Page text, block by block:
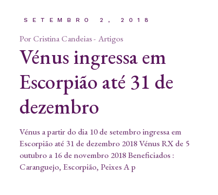
SETEMBRO 2, 2018
Por Cristina Candeias Artigos
Vénus ingressa em
Escorpião até 31 de
dezembro
Vénus a partir do dia 10 de setembro ingressa em
Escorpião até 31 de dezembro 2018 Vénus RX de 5
outubro a 16 de novembro 2018 Beneficiados :
Caranguejo, Escorpião, Peixes A p